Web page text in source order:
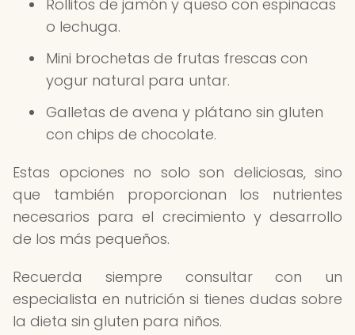
Rollitos de jamón y queso con espinacas
o lechuga.
Mini brochetas de frutas frescas con
yogur natural para untar.
Galletas de avena y plátano sin gluten
con chips de chocolate.
Estas opciones no solo son deliciosas, sino
que también proporcionan los nutrientes
necesarios para el crecimiento y desarrollo
de los más pequeños.
Recuerda siempre consultar con un
especialista en nutrición si tienes dudas sobre
la dieta sin gluten para niños.